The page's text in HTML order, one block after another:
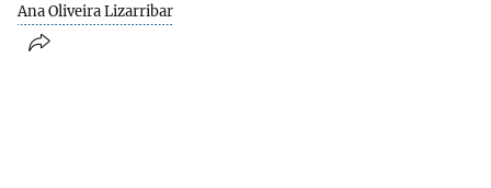
Ana Oliveira Lizarribar